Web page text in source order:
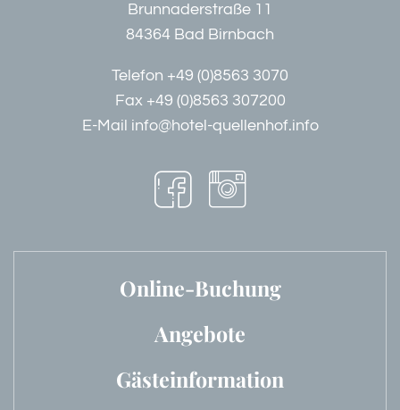
Brunnaderstraße 11
84364 Bad Birnbach
Telefon +49 (0)8563 3070
Fax +49 (0)8563 307200
E-Mail info@hotel-quellenhof.info
Online-Buchung
Angebote
Gästeinformation